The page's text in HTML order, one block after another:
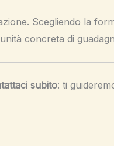
Scegliendo la
concreta di
subito: ti